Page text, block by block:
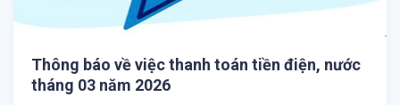
Thông báo về việc thanh toán tiền điện, nước
tháng 03 năm 2026